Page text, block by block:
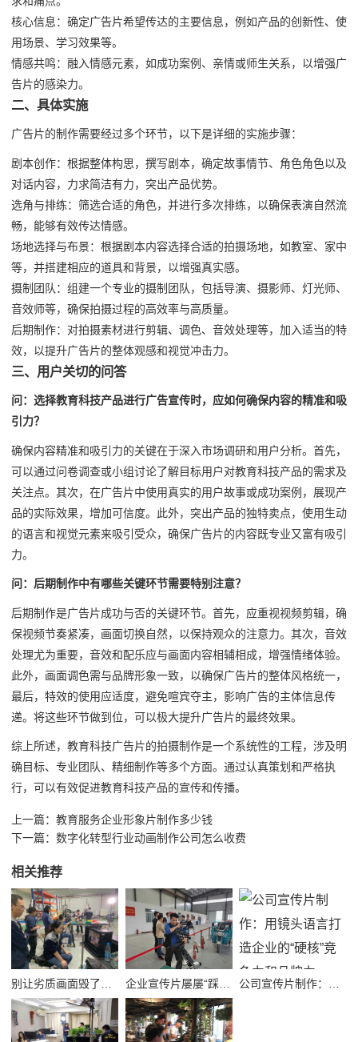
核心信息：确定广告片希望传达的主要信息，例如产品的创新性、使
用场景、学习效果等。
情感共鸣：融入情感元素，如成功案例、亲情或师生关系，以增强广
告片的感染力。
二、具体实施
广告片的制作需要经过多个环节，以下是详细的实施步骤：
剧本创作：根据整体构思，撰写剧本，确定故事情节、角色角色以及
对话内容，力求简洁有力，突出产品优势。
选角与排练：筛选合适的角色，并进行多次排练，以确保表演自然流
畅，能够有效传达情感。
场地选择与布景：根据剧本内容选择合适的拍摄场地，如教室、家中
等，并搭建相应的道具和背景，以增强真实感。
摄制团队：组建一个专业的摄制团队，包括导演、摄影师、灯光师、
音效师等，确保拍摄过程的高效率与高质量。
后期制作：对拍摄素材进行剪辑、调色、音效处理等，加入适当的特
效，以提升广告片的整体观感和视觉冲击力。
三、用户关切的问答
问：选择教育科技产品进行广告宣传时，应如何确保内容的精准和吸
引力？
确保内容精准和吸引力的关键在于深入市场调研和用户分析。首先，
可以通过问卷调查或小组讨论了解目标用户对教育科技产品的需求及
关注点。其次，在广告片中使用真实的用户故事或成功案例，展现产
品的实际效果，增加可信度。此外，突出产品的独特卖点，使用生动
的语言和视觉元素来吸引受众，确保广告片的内容既专业又富有吸引
力。
问：后期制作中有哪些关键环节需要特别注意？
后期制作是广告片成功与否的关键环节。首先，应重视视频剪辑，确
保视频节奏紧凑，画面切换自然，以保持观众的注意力。其次，音效
处理尤为重要，音效和配乐应与画面内容相辅相成，增强情绪体验。
此外，画面调色需与品牌形象一致，以确保广告片的整体风格统一，
最后，特效的使用应适度，避免喧宾夺主，影响广告的主体信息传
递。将这些环节做到位，可以极大提升广告片的最终效果。
综上所述，教育科技广告片的拍摄制作是一个系统性的工程，涉及明
确目标、专业团队、精细制作等多个方面。通过认真策划和严格执
行，可以有效促进教育科技产品的宣传和传播。
上一篇： 教育服务企业形象片制作多少钱
下一篇： 数字化转型行业动画制作公司怎么收费
相关推荐